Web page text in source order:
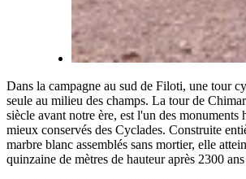
Dans la campagne au sud de Filoti, une tour
seule au milieu des champs. La tour de
siècle avant notre ère, est l'un des monuments
mieux conservés des Cyclades. Construite
marbre blanc assemblés sans mortier, elle
quinzaine de mètres de hauteur après 2300